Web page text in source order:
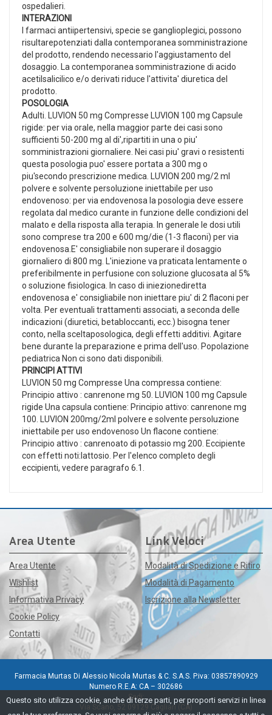
Questo sito utilizza cookie, anche di terze parti, per proporti servizi in linea
ospedalieri.
INTERAZIONI
I farmaci antiipertensivi, specie se ganglioplegici, possono
risultarepotenziati dalla contemporanea somministrazione
del prodotto, rendendo necessario l'aggiustamento del
dosaggio. La contemporanea somministrazione di acido
acetilsalicilico e/o derivati riduce l'attivita' diuretica del
prodotto.
POSOLOGIA
Adulti. LUVION 50 mg Compresse LUVION 100 mg Capsule
rigide: per via orale, nella maggior parte dei casi sono
sufficienti 50-200 mg al di',ripartiti in una o piu'
somministrazioni giornaliere. Nei casi piu' gravi o resistenti
questa posologia puo' essere portata a 300 mg o
piu'secondo prescrizione medica. LUVION 200 mg/2 ml
polvere e solvente persoluzione iniettabile per uso
endovenoso: per via endovenosa la posologia deve essere
regolata dal medico curante in funzione delle condizioni del
malato e della risposta alla terapia. In generale le dosi utili
sono comprese tra 200 e 600 mg/die (1-3 flaconi) per via
endovenosa.E' consigliabile non superare il dosaggio
giornaliero di 800 mg. L'iniezione va praticata lentamente o
preferibilmente in perfusione con soluzione glucosata al 5%
o soluzione fisiologica. In caso di iniezionediretta
endovenosa e' consigliabile non iniettare piu' di 2 flaconi per
volta. Per eventuali trattamenti associati, a seconda delle
indicazioni (diuretici, betabloccanti, ecc.) bisogna tener
conto, nella sceltaposologica, degli effetti additivi. Agitare
bene durante la preparazione e prima dell'uso. Popolazione
pediatrica Non ci sono dati disponibili.
PRINCIPI ATTIVI
LUVION 50 mg Compresse Una compressa contiene:
Principio attivo : canrenone mg 50. LUVION 100 mg Capsule
rigide Una capsula contiene: Principio attivo: canrenone mg
100. LUVION 200mg/2ml polvere e solvente persoluzione
iniettabile per uso endovenoso Un flacone contiene:
Principio attivo : canrenoato di potassio mg 200. Eccipiente
con effetti noti:lattosio. Per l'elenco completo degli
eccipienti, vedere paragrafo 6.1.
Area Utente
Area Utente
Wishlist
Informativa Privacy
Cookie Policy
Contatti
Link Veloci
Modalità di Spedizione e Ritiro
Modalità di Pagamento
Iscrizione alla Newsletter
Farmacia Murtas Di Alessio Nicola Murtas & C. S.A.S. P.iva: 03857890929
Numero R.E.A: CA – 302686
Sedi:
Via Scano, 52 09129 Cagliari (CA)